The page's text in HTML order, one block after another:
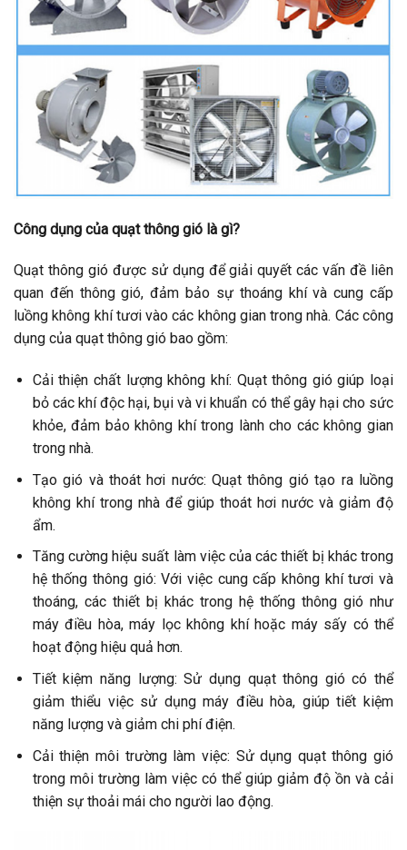
Công dụng của quạt thông gió là gì?
Quạt thông gió được sử dụng để giải quyết các vấn đề liên
quan đến thông gió, đảm bảo sự thoáng khí và cung cấp
luồng không khí tươi vào các không gian trong nhà. Các công
dụng của quạt thông gió bao gồm:
Cải thiện chất lượng không khí: Quạt thông gió giúp loại
bỏ các khí độc hại, bụi và vi khuẩn có thể gây hại cho sức
khỏe, đảm bảo không khí trong lành cho các không gian
trong nhà.
Tạo gió và thoát hơi nước: Quạt thông gió tạo ra luồng
không khí trong nhà để giúp thoát hơi nước và giảm độ
ẩm.
Tăng cường hiệu suất làm việc của các thiết bị khác trong
hệ thống thông gió: Với việc cung cấp không khí tươi và
thoáng, các thiết bị khác trong hệ thống thông gió như
máy điều hòa, máy lọc không khí hoặc máy sấy có thể
hoạt động hiệu quả hơn.
Tiết kiệm năng lượng: Sử dụng quạt thông gió có thể
giảm thiểu việc sử dụng máy điều hòa, giúp tiết kiệm
năng lượng và giảm chi phí điện.
Cải thiện môi trường làm việc: Sử dụng quạt thông gió
trong môi trường làm việc có thể giúp giảm độ ồn và cải
thiện sự thoải mái cho người lao động.